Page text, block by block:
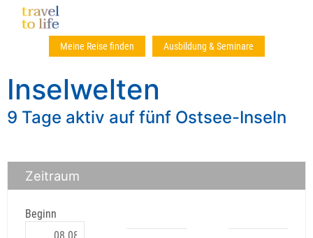
Meine Reise finden Ausbildung & Seminare
Inselwelten
9 Tage aktiv auf fünf Ostsee-Inseln
Zeitraum
Beginn